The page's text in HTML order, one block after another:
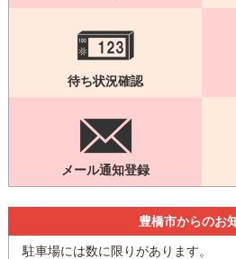
混雑予想カレンダー
待ち状況確認
メール通知登録
豊橋市からのお
駐車場には数に限りがあります。